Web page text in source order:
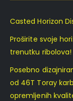
Casted Horizon
Proširite svoje
trenutku ribolova!
Posebno
od 46T Toray
opremljenih